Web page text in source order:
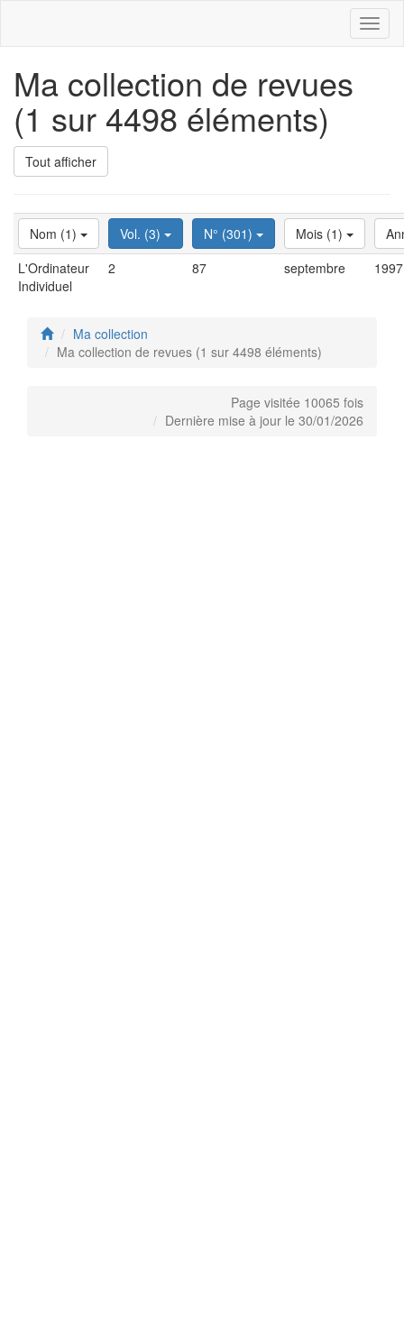
Ma collection de revues
(1 sur 4498 éléments)
Tout afficher
Nom (1) Vol. (3) N° (301) Mois (1)
L'Ordinateur
Individuel
2 87 septembre 1997
Ma collection
Ma collection de revues (1 sur 4498 éléments)
Page visitée 10065 fois
Dernière mise à jour le 30/01/2026